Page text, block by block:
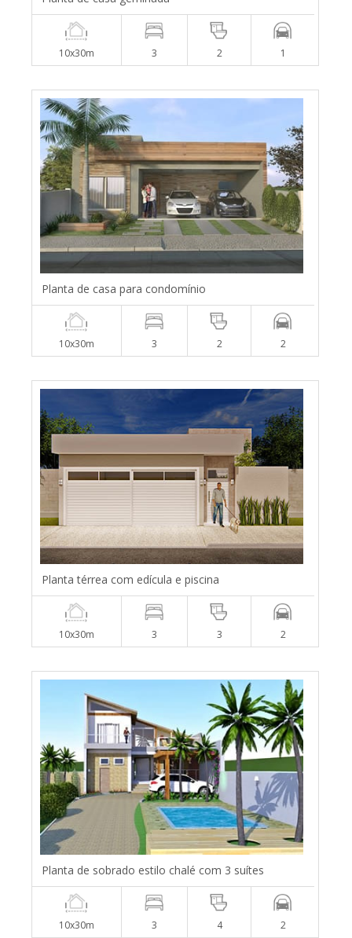
10x30m 3 2 1
Planta de casa para condomínio
10x30m 3 2 2
Planta térrea com edícula e piscina
10x30m 3 3 2
Planta de sobrado estilo chalé com 3 suítes
10x30m 3 4 2